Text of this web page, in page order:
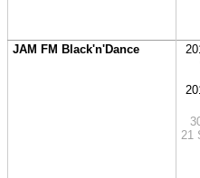
JAM FM Black'n'Dance
21